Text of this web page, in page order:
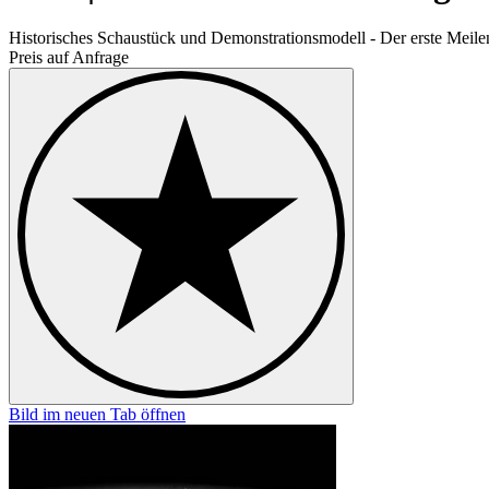
Historisches Schaustück und Demonstrationsmodell - Der erste
Preis auf Anfrage
Bild im neuen Tab öffnen